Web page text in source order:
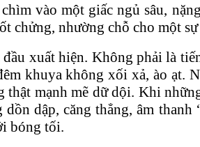
vào một giấc ngủ sâu,
chửng, nhường chỗ cho một
xuất hiện. Không phải là
khuya không xối xả, ào ạt.
mạnh mẽ dữ dội. Khi
dập, căng thẳng, âm
bóng tối.